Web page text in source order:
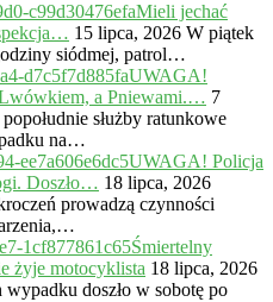
Mieli jechać
15 lipca, 2026 W piątek
siódmej, patrol…
UWAGA!
a Pniewami.… 7
służby ratunkowe
na…
UWAGA! Policja
Doszło… 18 lipca, 2026
prowadzą czynności
Śmiertelny
żyje motocyklista 18 lipca, 2026
doszło w sobotę po